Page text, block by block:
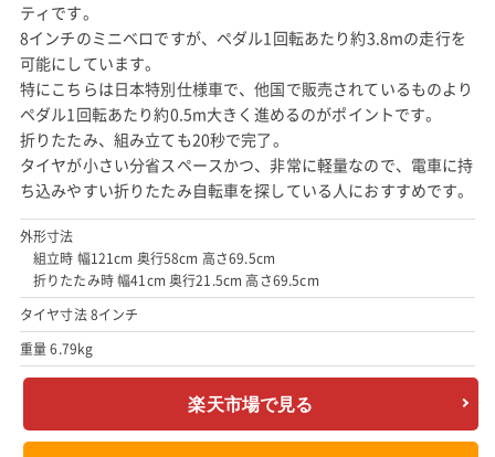
ティです。
8インチのミニベロですが、ペダル1回転あたり約3.8mの走行を
可能にしています。
特にこちらは日本特別仕様車で、他国で販売されているものより
ペダル1回転あたり約0.5m大きく進めるのがポイントです。
折りたたみ、組み立ても20秒で完了。
タイヤが小さい分省スペースかつ、非常に軽量なので、電車に持
ち込みやすい折りたたみ自転車を探している人におすすめです。
外形寸法
組立時 幅121cm 奥行58cm 高さ69.5cm
折りたたみ時 幅41cm 奥行21.5cm 高さ69.5cm
タイヤ寸法 8インチ
重量 6.79kg
楽天市場で見る